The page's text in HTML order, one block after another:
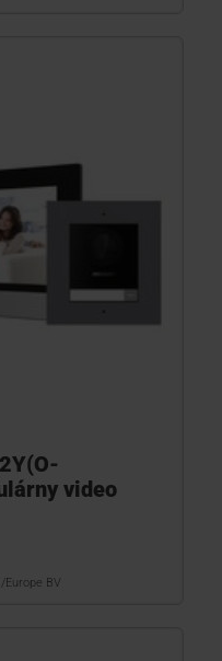
video
Europe BV